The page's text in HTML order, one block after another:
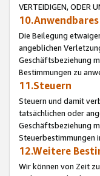
VERTEIDIGEN, ODER
Die Beilegung
angeblichen
Geschäftsbeziehung
Bestimmungen zu
11.Steuern
Steuern und damit
tatsächlichen oder
Geschäftsbeziehung
Steuerbestimmungen
12.Weitere
Wir können von Zeit